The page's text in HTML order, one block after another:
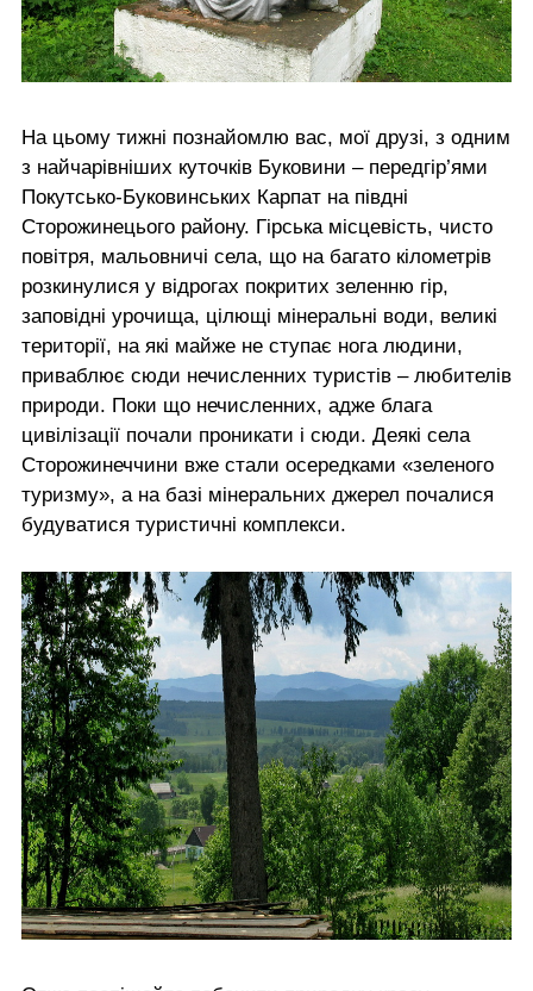
На цьому тижні познайомлю вас, мої друзі, з одним
з найчарівніших куточків Буковини – передгір’ями
Покутсько-Буковинських Карпат на півдні
Сторожинецього району. Гірська місцевість, чисто
повітря, мальовничі села, що на багато кілометрів
розкинулися у відрогах покритих зеленню гір,
заповідні урочища, цілющі мінеральні води, великі
території, на які майже не ступає нога людини,
приваблює сюди нечисленних туристів – любителів
природи. Поки що нечисленних, адже блага
цивілізації почали проникати і сюди. Деякі села
Сторожинеччини вже стали осередками «зеленого
туризму», а на базі мінеральних джерел почалися
будуватися туристичні комплекси.